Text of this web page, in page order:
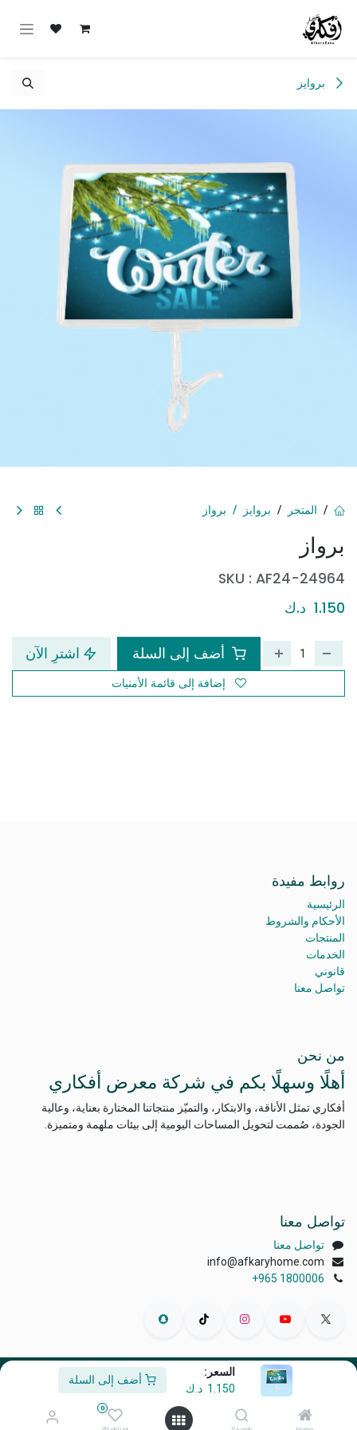
السعر:
1.150 د.ك
أضف إلى السلة
0
بروايز
برواز
SKU : AF24-24964
1.150 د.ك
أضف إلى السلة اشترِ الآن
إضافة إلى قائمة الأمنيات
المتجر بروايز برواز
روابط مفيدة
الرئيسية
الأحكام والشروط
المنتجات
الخدمات
قانوني
تواصل معنا
من نحن
أهلًا وسهلًا بكم في شركة معرض أفكاري
أفكاري تمثل الأناقة، والابتكار، والتميّز منتجاتنا المختارة بعناية، وعالية
الجودة، صُممت لتحويل المساحات اليومية إلى بيئات ملهمة ومتميزة.
تواصل معنا
تواصل معنا
info@afkaryhome.com
+965 1800006
حقوق الطبع والنشر © أفكاري إكسبو
الْعَرَبيّة English (US)
مشغل بواسطة - رقم واحد التجارة الإلكترونية مفتوحة المصدر